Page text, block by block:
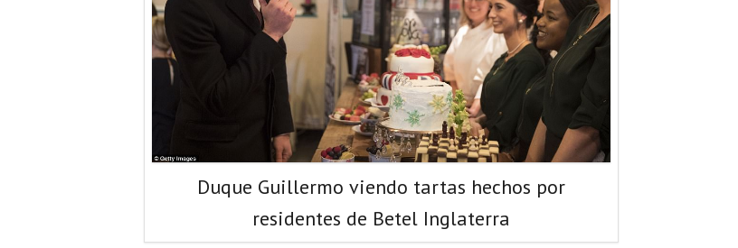
Duque Guillermo viendo tartas hechos por
residentes de Betel Inglaterra